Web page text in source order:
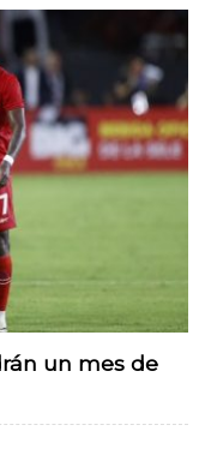
un mes de